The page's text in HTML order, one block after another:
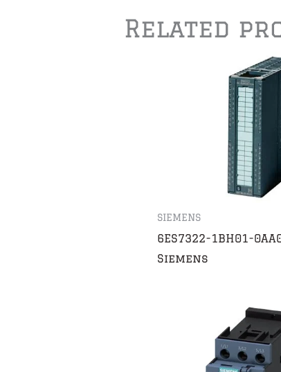
Related
SIEMENS
6ES7322-1BH01-
Siemens